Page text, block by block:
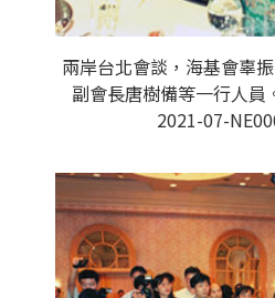
兩岸台北會談，海基會辜
副會長唐樹備等一行人員
2021-07-